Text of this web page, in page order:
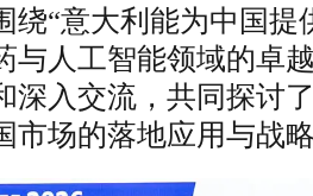
绕“意大利能为中国
与人工智能领域的卓
深入交流，共同探讨
市场的落地应用与战